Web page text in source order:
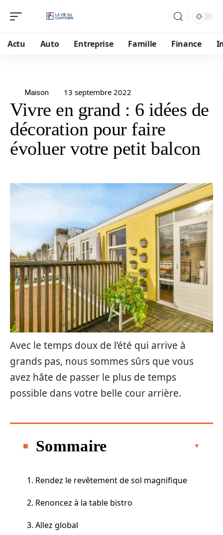
Actu Auto Entreprise Famille Finance
Maison 13 septembre 2022
Vivre en grand : 6 idées de
décoration pour faire
évoluer votre petit balcon
Avec le temps doux de l’été qui arrive à
grands pas, nous sommes sûrs que vous
avez hâte de passer le plus de temps
possible dans votre belle cour arrière.
Sommaire
1. Rendez le revêtement de sol magnifique
2. Renoncez à la table bistro
3. Allez global